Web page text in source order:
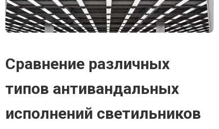
Сравнение различных
типов антивандальных
исполнений светильников